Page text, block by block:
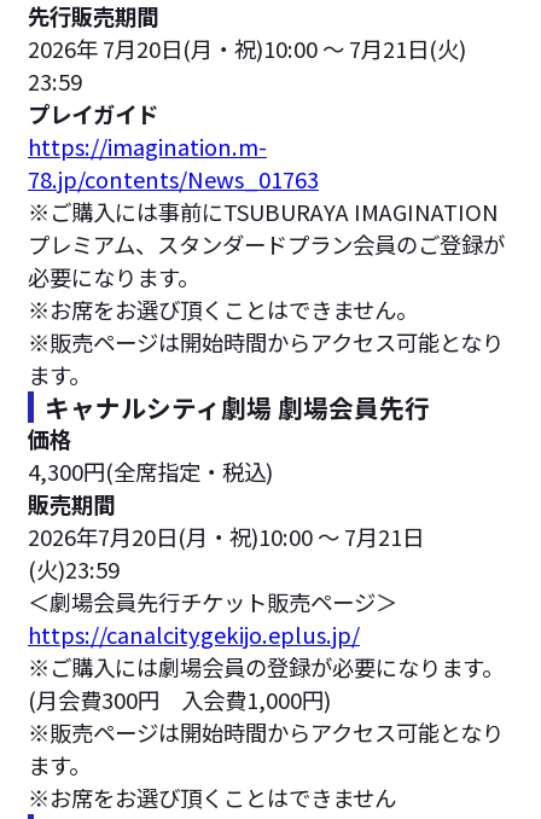
先行販売期間
2026年 7月20日(月・祝)10:00 ～ 7月21日(火)
23:59
プレイガイド
https://imagination.m-
78.jp/contents/News_01763
※ご購入には事前にTSUBURAYA IMAGINATION
プレミアム、スタンダードプラン会員のご登録が
必要になります。
※お席をお選び頂くことはできません。
※販売ページは開始時間からアクセス可能となり
ます。
キャナルシティ劇場 劇場会員先行
価格
4,300円(全席指定・税込)
販売期間
2026年7月20日(月・祝)10:00 ～ 7月21日
(火)23:59
＜劇場会員先行チケット販売ページ＞
https://canalcitygekijo.eplus.jp/
※ご購入には劇場会員の登録が必要になります。
(月会費300円 入会費1,000円)
※販売ページは開始時間からアクセス可能となり
ます。
※お席をお選び頂くことはできません